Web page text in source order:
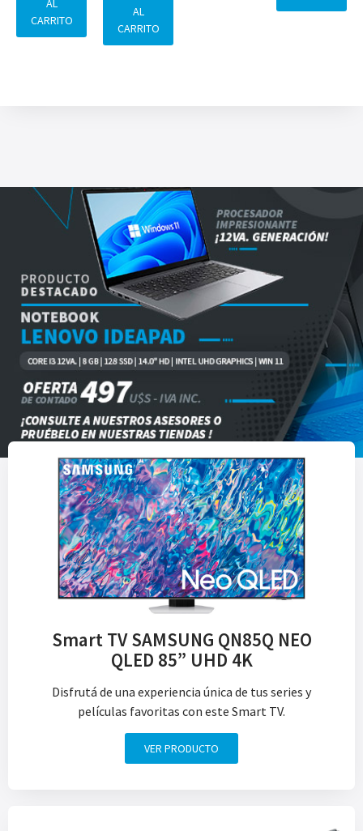
AL
CARRITO
AL
CARRITO
Smart TV SAMSUNG QN85Q NEO
QLED 85” UHD 4K
Disfrutá de una experiencia única de tus series y
películas favoritas con este Smart TV.
VER PRODUCTO